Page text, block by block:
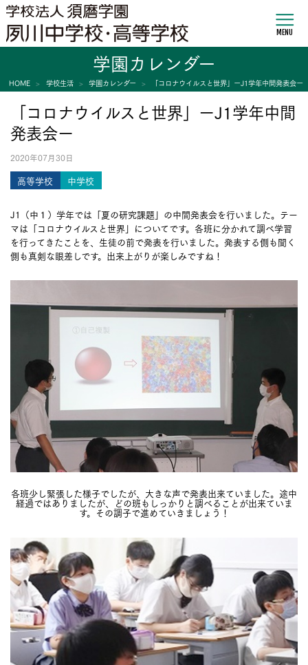
MENU
学園カレンダー
HOME 学校生活 学園カレンダー 「コロナウイルスと世界」ーJ1学年中間発表会ー
「コロナウイルスと世界」ーJ1学年中間
発表会ー
2020年07月30日
高等学校 中学校
J1（中１）学年では「夏の研究課題」の中間発表会を行いました。テー
マは「コロナウイルスと世界」についてです。各班に分かれて調べ学習
を行ってきたことを、生徒の前で発表を行いました。発表する側も聞く
側も真剣な眼差しです。出来上がりが楽しみですね！
各班少し緊張した様子でしたが、大きな声で発表出来ていました。途中
経過ではありましたが、どの班もしっかりと調べることが出来ていま
す。その調子で進めていきましょう！